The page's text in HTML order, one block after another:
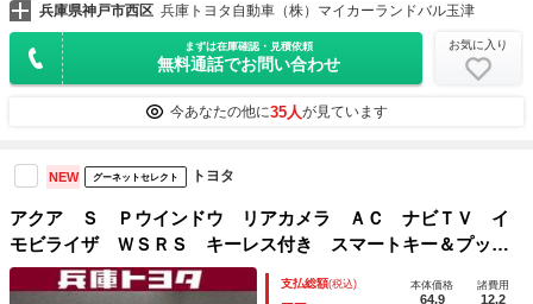
兵庫県神戸市西区 兵庫トヨタ自動車（株）マイカーランドバル玉津
まずは在庫確認・見積依頼
無料通話でお問い合わせ
お気に入り
今あなたの他に35人が見ています
NEW グーネットセレクト トヨタ
アクア Ｓ Ｐウインドウ リアカメラ ＡＣ ナビＴＶ イ
モビライザ ＷＳＲＳ キーレス付き スマートキー＆プッシ
ュスタート 横滑り防止システム パワステ ＡＢＳ ＥＴ
Ｃ 運転席エアバック ワンセグテレビ
支払総額(税込) 本体価格
64.9
諸費用
12.2